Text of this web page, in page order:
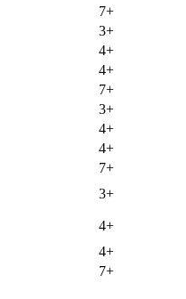
7+
3+
4+
4+
7+
3+
4+
4+
7+
3+
4+
4+
7+